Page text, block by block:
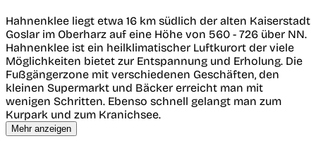
Hahnenklee liegt etwa 16 km südlich der alten Kaiserstadt
Goslar im Oberharz auf eine Höhe von 560 - 726 über NN.
Hahnenklee ist ein heilklimatischer Luftkurort der viele
Möglichkeiten bietet zur Entspannung und Erholung. Die
Fußgängerzone mit verschiedenen Geschäften, den
kleinen Supermarkt und Bäcker erreicht man mit
wenigen Schritten. Ebenso schnell gelangt man zum
Kurpark und zum Kranichsee.
Mehr anzeigen